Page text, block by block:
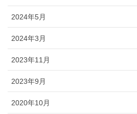
2024年5月
2024年3月
2023年11月
2023年9月
2020年10月